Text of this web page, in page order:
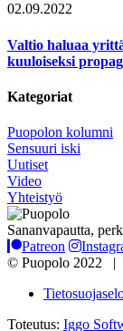
02.09.2022
Valtio haluaa
kuuloiseksi
Kategoriat
Puopolon kolumni
Sensuuri iski
Uutiset
Video
Yhteistyö
Sananvapautta,
Patreon
© Puopolo 2022 |
Toteutus: Iggo